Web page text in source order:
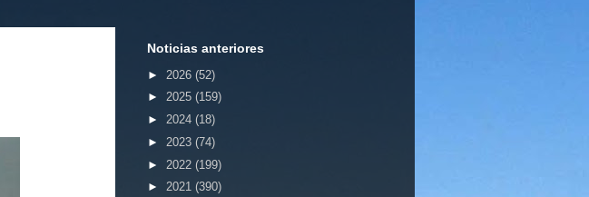
Noticias anteriores
► 2026 (52)
► 2025 (159)
► 2024 (18)
► 2023 (74)
► 2022 (199)
► 2021 (390)